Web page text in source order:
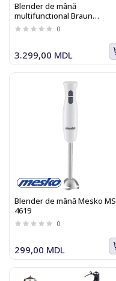
Blender de mână
multifunctional Braun
Multiquick 9 MQ9187XLI, 1200
W, negru/argintiu
0
3.299,00 MDL
Blender de mână Mesko MS
4619
0
299,00 MDL